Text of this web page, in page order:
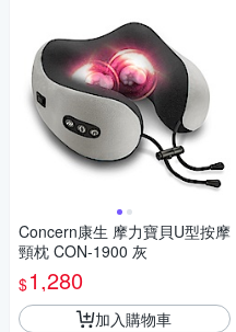
Concern康生 摩力寶貝U型按摩
頸枕 CON-1900 灰
$1,280
加入購物車